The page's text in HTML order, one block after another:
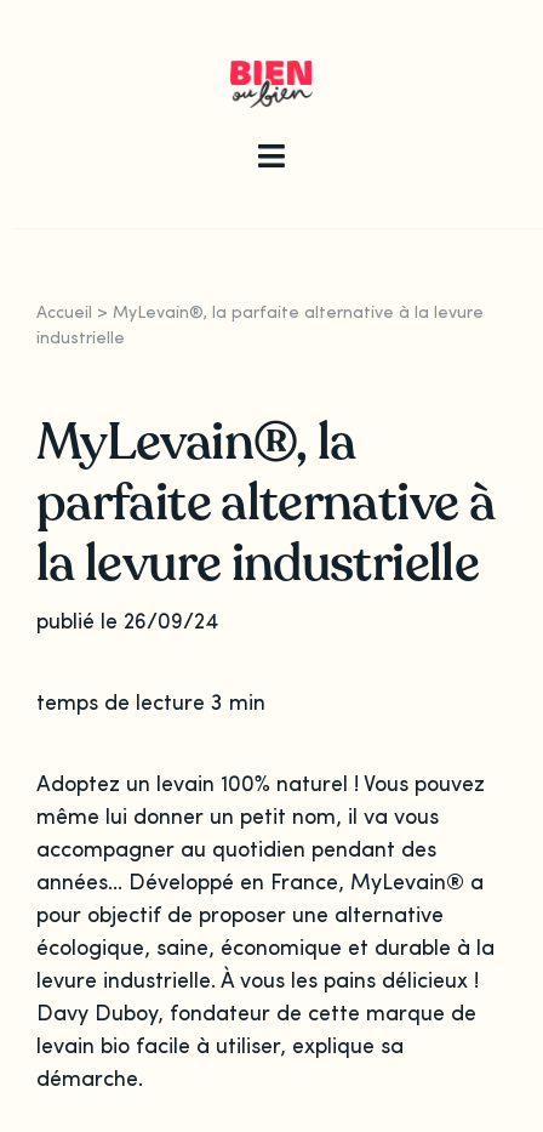
Toggle
Les articles
Qui sommes-nous ?
Accueil > MyLevain®, la parfaite alternative à la levure
industrielle
MyLevain®, la
parfaite alternative à
la levure industrielle
publié le 26/09/24
temps de lecture 3 min
Adoptez un levain 100% naturel ! Vous pouvez
même lui donner un petit nom, il va vous
accompagner au quotidien pendant des
années... Développé en France, MyLevain® a
pour objectif de proposer une alternative
écologique, saine, économique et durable à la
levure industrielle. À vous les pains délicieux !
Davy Duboy, fondateur de cette marque de
levain bio facile à utiliser, explique sa
démarche.